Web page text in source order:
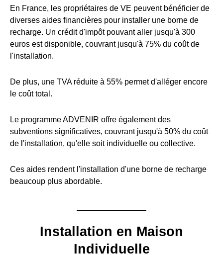
En France, les propriétaires de VE peuvent bénéficier de
diverses aides financières pour installer une borne de
recharge. Un crédit d'impôt pouvant aller jusqu'à 300
euros est disponible, couvrant jusqu'à 75% du coût de
l'installation.
De plus, une TVA réduite à 55% permet d'alléger encore
le coût total.
Le programme ADVENIR offre également des
subventions significatives, couvrant jusqu'à 50% du coût
de l'installation, qu'elle soit individuelle ou collective.
Ces aides rendent l'installation d'une borne de recharge
beaucoup plus abordable.
Installation en Maison
Individuelle